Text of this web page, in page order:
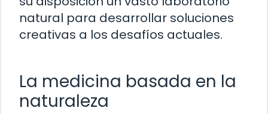
natural para desarrollar soluciones
creativas a los desafíos actuales.
La medicina basada en la
naturaleza